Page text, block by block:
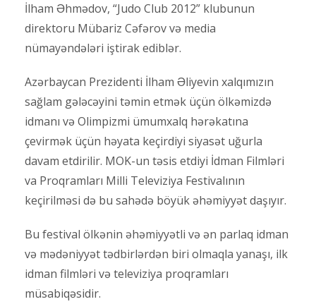
İlham Əhmədov, “Judo Club 2012” klubunun
direktoru Mübariz Cəfərov və media
nümayəndələri iştirak ediblər.
Azərbaycan Prezidenti İlham Əliyevin xalqımızın
sağlam gələcəyini təmin etmək üçün ölkəmizdə
idmanı və Olimpizmi ümumxalq hərəkatına
çevirmək üçün həyata keçirdiyi siyasət uğurla
davam etdirilir. MOK-un təsis etdiyi İdman Filmləri
va Proqramları Milli Televiziya Festivalının
keçirilməsi də bu sahədə böyük əhəmiyyət daşıyır.
Bu festival ölkənin əhəmiyyətli və ən parlaq idman
və mədəniyyət tədbirlərdən biri olmaqla yanaşı, ilk
idman filmləri və televiziya proqramları
müsabiqəsidir.